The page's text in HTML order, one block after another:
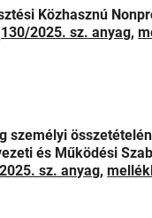
Közhasznú
130/2025. sz. anyag,
és Működési
sz. anyag,